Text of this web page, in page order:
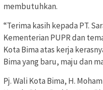
membutuhkan.
“Terima kasih kepada PT.
Kementerian PUPR dan
Kota Bima atas kerja
Bima yang baru, maju dan
Pj. Wali Kota Bima, H.